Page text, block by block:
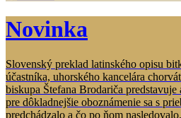
Novinka
Slovenský preklad latinského opisu
účastníka, uhorského kancelára
biskupa Štefana Brodariča predstavuje
pre dôkladnejšie oboznámenie sa s
predchádzalo a čo po ňom nasledovalo.